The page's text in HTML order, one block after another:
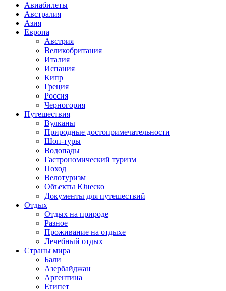
Авиабилеты
Австралия
Азия
Европа
Австрия
Великобритания
Италия
Испания
Кипр
Греция
Россия
Черногория
Путешествия
Вулканы
Природные достопримечательности
Шоп-туры
Водопады
Гастрономический туризм
Поход
Велотуризм
Объекты Юнеско
Документы для путешествий
Отдых
Отдых на природе
Разное
Проживание на отдыхе
Лечебный отдых
Страны мира
Бали
Азербайджан
Аргентина
Египет